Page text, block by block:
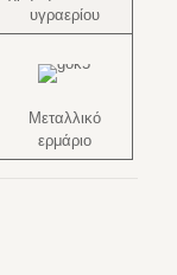
υγραερίου
Μεταλλικό
ερμάριο